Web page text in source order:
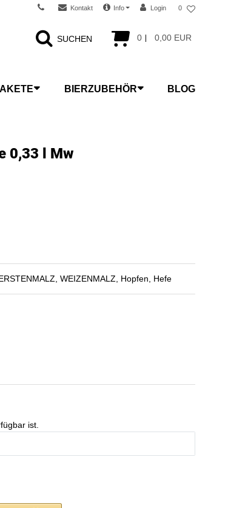
Kontakt Info Login 0
0 0,00 EUR
SUCHEN
BIERZUBEHÖR BLOG
0,33 l Mw
WEIZENMALZ, Hopfen, Hefe
ist.